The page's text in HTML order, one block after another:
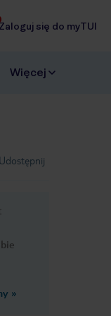
się do myTUI
Więcej
Udostępnij
»